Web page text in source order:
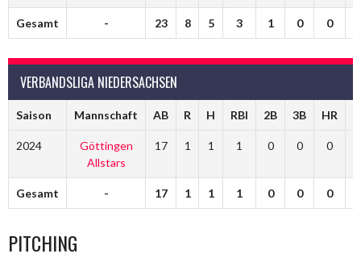
Gesamt - 23 8 5 3 1 0 0
VERBANDSLIGA NIEDERSACHSEN
Saison Mannschaft AB R H RBI 2B 3B HR
2024
Göttingen
Allstars
17 1 1 1 0 0 0
Gesamt - 17 1 1 1 0 0 0
PITCHING